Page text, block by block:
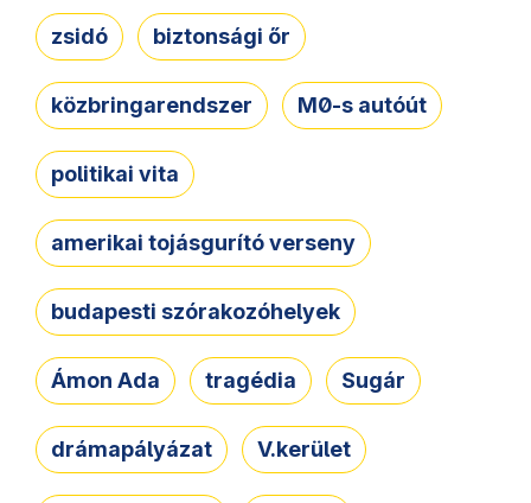
zsidó biztonsági őr
közbringarendszer M0-s autóút
politikai vita
amerikai tojásgurító verseny
budapesti szórakozóhelyek
Ámon Ada tragédia Sugár
drámapályázat V.kerület